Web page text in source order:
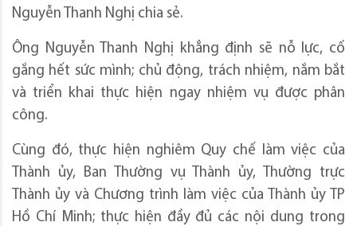
Nguyễn Thanh Nghị chia sẻ.
Ông Nguyễn Thanh Nghị khẳng định sẽ nỗ lực, cố
gắng hết sức mình; chủ động, trách nhiệm, nắm bắt
và triển khai thực hiện ngay nhiệm vụ được phân
công.
Cùng đó, thực hiện nghiêm Quy chế làm việc của
Thành ủy, Ban Thường vụ Thành ủy, Thường trực
Thành ủy và Chương trình làm việc của Thành ủy TP
Hồ Chí Minh; thực hiện đầy đủ các nội dung trong